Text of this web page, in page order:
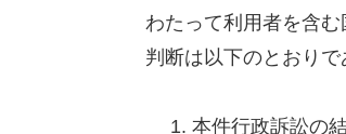
わたって利用者を含
判断は以下のとおりで
本件行政訴訟の